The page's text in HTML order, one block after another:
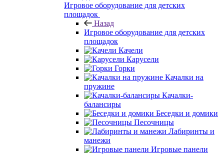
Игровое оборудование для детских
площадок
Назад
Игровое оборудование для детских
площадок
Качели
Карусели
Горки
Качалки на
пружине
Качалки-
балансиры
Беседки и домики
Песочницы
Лабиринты и
манежи
Игровые панели